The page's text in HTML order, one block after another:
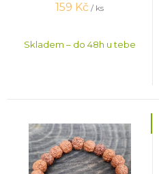
159 Kč / ks
Skladem – do 48h u tebe